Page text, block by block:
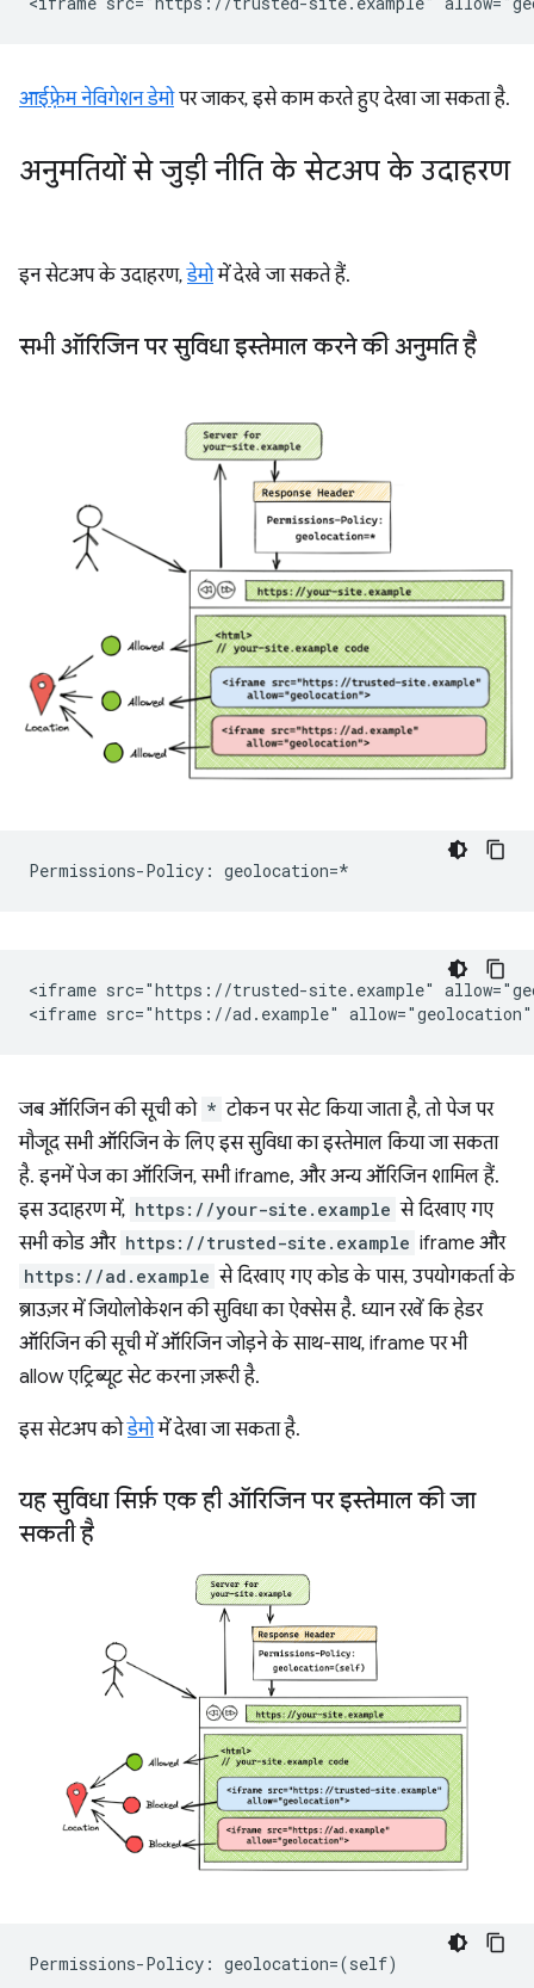
आईफ़्रेम नेविगेशन डेमोपर जाकर, इसे काम करते हुए देखा जा सकता है.
अनुमतियों से जुड़ी नीति के सेटअप के उदाहरण
इन सेटअप के उदाहरण,डेमोमें देखे जा सकते हैं.
सभी ऑरिजिन पर सुविधा इस्तेमाल करने की अनुमति है
<iframe src="https://trusted-site.example"
जब ऑरिजिन की सूची को * टोकन पर सेट किया जाता है, तो पेज पर
मौजूद सभी ऑरिजिन के लिए इस सुविधा का इस्तेमाल किया जा सकता
है. इनमें पेज का ऑरिजिन, सभी iframe, और अन्य ऑरिजिन शामिल हैं.
इस उदाहरण में, https://your-site.example से दिखाए गए
सभी कोड और https://trusted-site.example iframe और
https://ad.example से दिखाए गए कोड के पास, उपयोगकर्ता के
ब्राउज़र में जियोलोकेशन की सुविधा का ऐक्सेस है. ध्यान रखें कि हेडर
ऑरिजिन की सूची में ऑरिजिन जोड़ने के साथ-साथ, iframe पर भी
allow एट्रिब्यूट सेट करना ज़रूरी है.
इस सेटअप कोडेमोमें देखा जा सकता है.
यह सुविधा सिर्फ़ एक ही ऑरिजिन पर इस्तेमाल की जा
सकती है